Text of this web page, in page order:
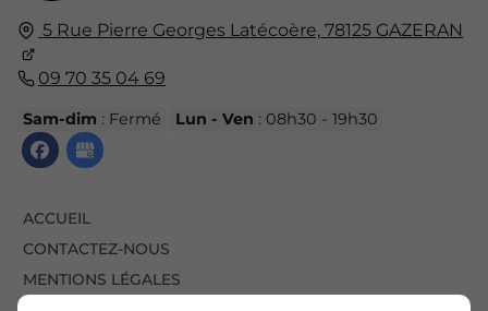
5 Rue Pierre Georges Latécoère, 78125 GAZERAN
09 70 35 04 69
Sam-dim : Fermé Lun - Ven : 08h30 - 19h30
ACCUEIL
CONTACTEZ-NOUS
MENTIONS LÉGALES